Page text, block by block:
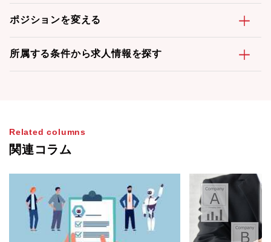
ポジションを変える
所属する条件から求人情報を探す
Related columns
関連コラム